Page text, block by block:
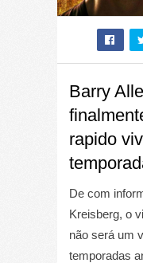
Barry
rapido
De com
Kreisberg, o
não será um
temporadas